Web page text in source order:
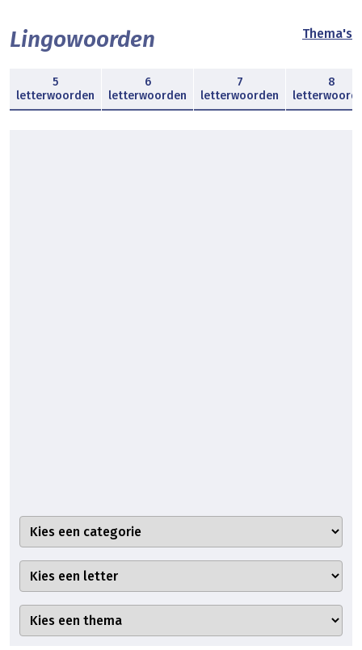
Lingowoorden Thema's
5
letterwoorden
6
letterwoorden
7
letterwoorden
8